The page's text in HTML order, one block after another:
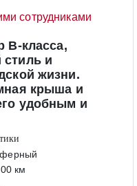
сотрудниками
B-класса,
и
жизни.
крыша и
удобным и
км